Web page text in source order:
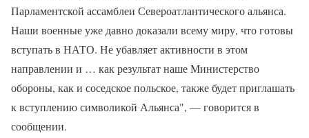
Парламентской ассамблеи Североатлантического альянса.
Наши военные уже давно доказали всему миру, что готовы
вступать в НАТО. Не убавляет активности в этом
направлении и … как результат наше Министерство
обороны, как и соседское польское, также будет приглашать
к вступлению символикой Альянса", — говорится в
сообщении.